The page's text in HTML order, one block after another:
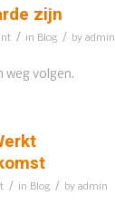
zijn
/ in Blog / by admin
weg volgen.
/ in Blog / by admin